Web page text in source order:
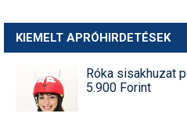
KIEMELT APRÓHIRDETÉSEK
Róka sisakhuzat
5.900 Forint